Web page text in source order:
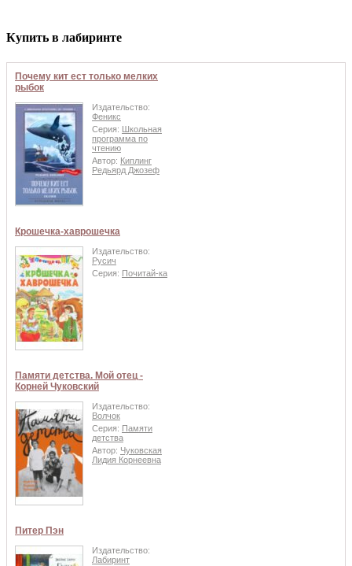
Купить в лабиринте
Почему кит ест только мелких
рыбок
Издательство:
Феникс
Серия: Школьная
программа по
чтению
Автор: Киплинг
Редьярд Джозеф
Крошечка-хаврошечка
Издательство:
Русич
Серия: Почитай-ка
Памяти детства. Мой отец -
Корней Чуковский
Издательство:
Волчок
Серия: Памяти
детства
Автор: Чуковская
Лидия Корнеевна
Питер Пэн
Издательство:
Лабиринт